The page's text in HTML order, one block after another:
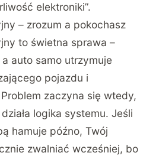
elektroniki”.
– zrozum a pokochasz
to świetna sprawa –
auto samo utrzymuje
pojazdu i
zaczyna się wtedy,
logika systemu. Jeśli
hamuje późno, Twój
zwalniać wcześniej, bo